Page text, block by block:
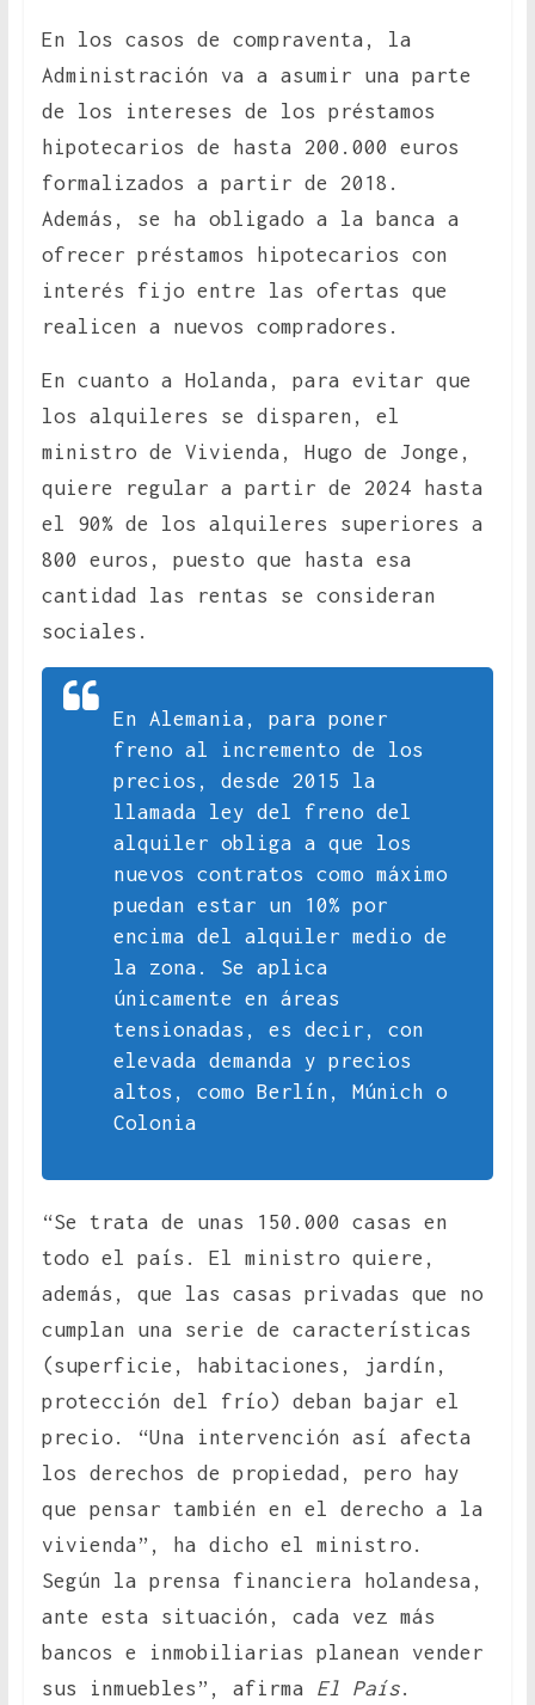
En los casos de compraventa, la
Administración va a asumir una parte
de los intereses de los préstamos
hipotecarios de hasta 200.000 euros
formalizados a partir de 2018.
Además, se ha obligado a la banca a
ofrecer préstamos hipotecarios con
interés fijo entre las ofertas que
realicen a nuevos compradores.
En cuanto a Holanda, para evitar que
los alquileres se disparen, el
ministro de Vivienda, Hugo de Jonge,
quiere regular a partir de 2024 hasta
el 90% de los alquileres superiores a
800 euros, puesto que hasta esa
cantidad las rentas se consideran
sociales.
En Alemania, para poner
freno al incremento de los
precios, desde 2015 la
llamada ley del freno del
alquiler obliga a que los
nuevos contratos como máximo
puedan estar un 10% por
encima del alquiler medio de
la zona. Se aplica
únicamente en áreas
tensionadas, es decir, con
elevada demanda y precios
altos, como Berlín, Múnich o
Colonia
“Se trata de unas 150.000 casas en
todo el país. El ministro quiere,
además, que las casas privadas que no
cumplan una serie de características
(superficie, habitaciones, jardín,
protección del frío) deban bajar el
precio. “Una intervención así afecta
los derechos de propiedad, pero hay
que pensar también en el derecho a la
vivienda”, ha dicho el ministro.
Según la prensa financiera holandesa,
ante esta situación, cada vez más
bancos e inmobiliarias planean vender
sus inmuebles”, afirma El País.